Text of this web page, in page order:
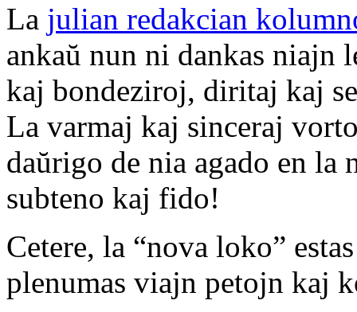
La julian redakcian
ankaŭ nun ni dankas niajn
kaj bondeziroj, diritaj kaj
La varmaj kaj sinceraj
daŭrigo de nia agado en
subteno kaj fido!
Cetere, la “nova loko”
plenumas viajn petojn kaj